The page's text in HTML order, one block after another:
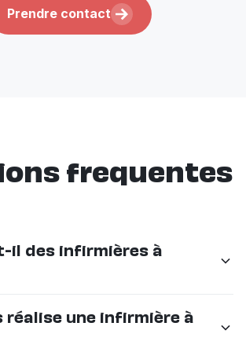
Prendre contact
frequentes
il des infirmières à
injections, prises de sang),
réalise une infirmière à